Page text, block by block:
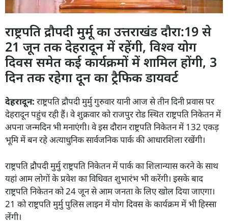
राष्ट्रपति द्रौपदी मुर्मू का उत्तराखंड दौरा:19 से
21 जून तक देहरादून में रहेंगी, विश्व योग
दिवस समेत कई कार्यक्रमों में शामिल होंगी, 3
दिन तक रहेगा दून का ट्रैफिक डायवर्ट
देहरादून: राष्ट्रपति द्रौपदी मुर्मु गुरुवार यानी आज से तीन दिनी प्रवास पर
देहरादून पहुंच रही हैं। वे शुक्रवार को राजपुर रोड स्थित राष्ट्रपति निकेतन में
अपना जन्मदिन भी मनाएंगी। वे इस दौरान राष्ट्रपति निकेतन में 132 एकड़
भूमि में बन रहे अत्याधुनिक सार्वजनिक पार्क की आधारशिला रखेंगी।
राष्ट्रपति द्रौपदी मुर्मु राष्ट्रपति निकेतन में पार्क का शिलान्यास करने के साथ
यहां आम लोगों के प्रवेश का विधिवत शुभारंभ भी करेंगी। इसके बाद
राष्ट्रपति निकेतन को 24 जून से आम जनता के लिए खोल दिया जाएगा।
21 को राष्ट्रपति मुर्मु पुलिस लाइन में योग दिवस के कार्यक्रम में भी हिस्सा
लेंगी।